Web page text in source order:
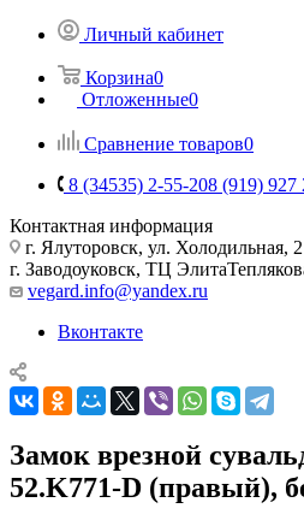
Личный кабинет
Корзина0
Отложенные0
Сравнение товаров0
8 (34535) 2-55-208 (919) 927
Контактная информация
г. Ялуторовск, ул. Холодильная, 2
г. Заводоуковск, ​ТЦ
vegard.info@yandex.ru
Вконтакте
Замок врезной
52.K771-D (правый),